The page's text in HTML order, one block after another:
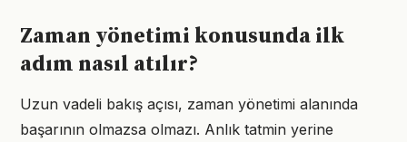
Zaman yönetimi konusunda ilk
adım nasıl atılır?
Uzun vadeli bakış açısı, zaman yönetimi alanında
başarının olmazsa olmazı. Anlık tatmin yerine